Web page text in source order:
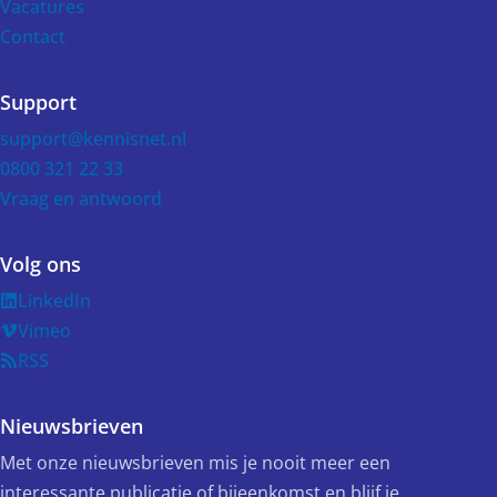
Vacatures
Contact
Support
support@kennisnet.nl
0800 321 22 33
Vraag en antwoord
Volg ons
LinkedIn
Vimeo
RSS
Nieuwsbrieven
Met onze nieuwsbrieven mis je nooit meer een
interessante publicatie of bijeenkomst en blijf je